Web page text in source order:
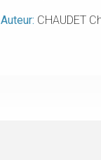
Auteur: CHAUDET